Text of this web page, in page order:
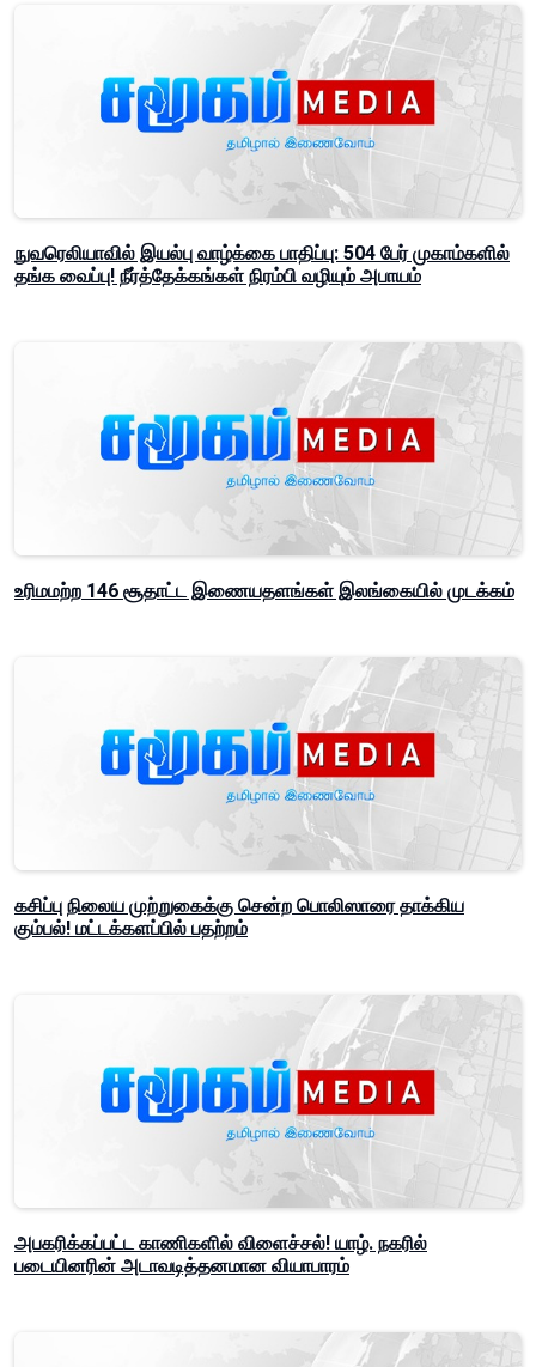
நுவரெலியாவில் இயல்பு வாழ்க்கை பாதிப்பு: 504 பேர் முகாம்களில்
தங்க வைப்பு! நீர்த்தேக்கங்கள் நிரம்பி வழியும் அபாயம்
உரிமமற்ற 146 சூதாட்ட இணையதளங்கள் இலங்கையில் முடக்கம்
கசிப்பு நிலைய முற்றுகைக்கு சென்ற பொலிஸாரை தாக்கிய
கும்பல்! மட்டக்களப்பில் பதற்றம்
அபகரிக்கப்பட்ட காணிகளில் விளைச்சல்! யாழ். நகரில்
படையினரின் அடாவடித்தனமான வியாபாரம்